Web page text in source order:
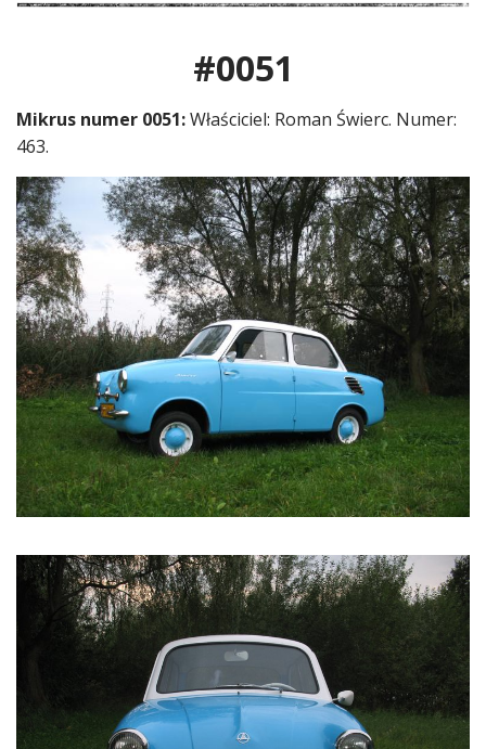
#0051
Mikrus numer 0051:Właściciel: Roman Świerc. Numer:
463.